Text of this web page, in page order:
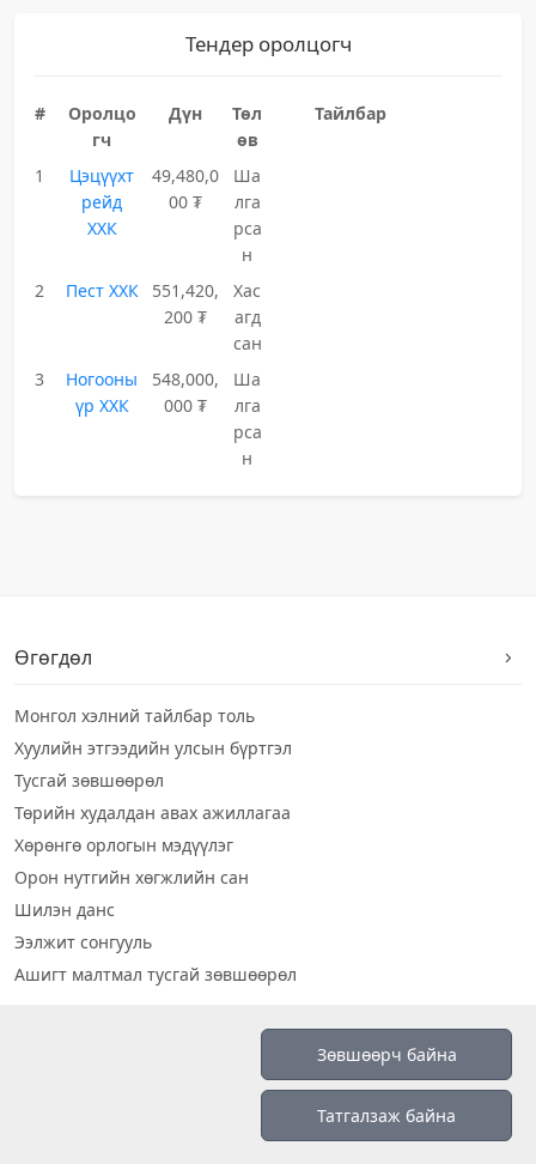
Тендер оролцогч
#
Оролцо
гч
Дүн
Төл
өв
Тайлбар
1
Цэцүүхт
рейд
ХХК
49,480,0
00 ₮
Ша
лга
рса
н
2
Пест ХХК
551,420,
200 ₮
Хас
агд
сан
3
Ногооны
үр ХХК
548,000,
000 ₮
Ша
лга
рса
н
Өгөгдөл
Монгол хэлний тайлбар толь
Хуулийн этгээдийн улсын бүртгэл
Тусгай зөвшөөрөл
Төрийн худалдан авах ажиллагаа
Хөрөнгө орлогын мэдүүлэг
Орон нутгийн хөгжлийн сан
Шилэн данс
Ээлжит сонгууль
Ашигт малтмал тусгай зөвшөөрөл
Зөвшөөрч байна
Татгалзаж байна